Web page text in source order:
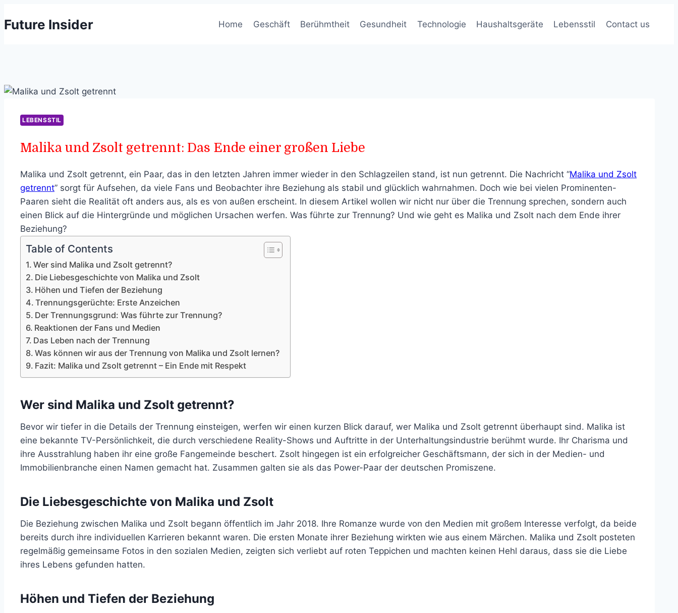
to
Future Insider Home Geschäft Berühmtheit Gesundheit Technologie Haushaltsgeräte Lebensstil Contact us
LEBENSSTIL
Malika und Zsolt getrennt: Das Ende einer großen Liebe
Malika und Zsolt getrennt, ein Paar, das in den letzten Jahren immer wieder in den Schlagzeilen stand, ist nun getrennt. Die Nachricht “Malika und Zsolt
getrennt” sorgt für Aufsehen, da viele Fans und Beobachter ihre Beziehung als stabil und glücklich wahrnahmen. Doch wie bei vielen Prominenten-
Paaren sieht die Realität oft anders aus, als es von außen erscheint. In diesem Artikel wollen wir nicht nur über die Trennung sprechen, sondern auch
einen Blick auf die Hintergründe und möglichen Ursachen werfen. Was führte zur Trennung? Und wie geht es Malika und Zsolt nach dem Ende ihrer
Beziehung?
Table of Contents
Wer sind Malika und Zsolt getrennt?
Die Liebesgeschichte von Malika und Zsolt
Höhen und Tiefen der Beziehung
Trennungsgerüchte: Erste Anzeichen
Der Trennungsgrund: Was führte zur Trennung?
Reaktionen der Fans und Medien
Das Leben nach der Trennung
Was können wir aus der Trennung von Malika und Zsolt lernen?
Fazit: Malika und Zsolt getrennt – Ein Ende mit Respekt
Wer sind Malika und Zsolt getrennt?
Bevor wir tiefer in die Details der Trennung einsteigen, werfen wir einen kurzen Blick darauf, wer Malika und Zsolt getrennt überhaupt sind. Malika ist
eine bekannte TV-Persönlichkeit, die durch verschiedene Reality-Shows und Auftritte in der Unterhaltungsindustrie berühmt wurde. Ihr Charisma und
ihre Ausstrahlung haben ihr eine große Fangemeinde beschert. Zsolt hingegen ist ein erfolgreicher Geschäftsmann, der sich in der Medien- und
Immobilienbranche einen Namen gemacht hat. Zusammen galten sie als das Power-Paar der deutschen Promiszene.
Die Liebesgeschichte von Malika und Zsolt
Die Beziehung zwischen Malika und Zsolt begann öffentlich im Jahr 2018. Ihre Romanze wurde von den Medien mit großem Interesse verfolgt, da beide
bereits durch ihre individuellen Karrieren bekannt waren. Die ersten Monate ihrer Beziehung wirkten wie aus einem Märchen. Malika und Zsolt posteten
regelmäßig gemeinsame Fotos in den sozialen Medien, zeigten sich verliebt auf roten Teppichen und machten keinen Hehl daraus, dass sie die Liebe
ihres Lebens gefunden hatten.
Höhen und Tiefen der Beziehung